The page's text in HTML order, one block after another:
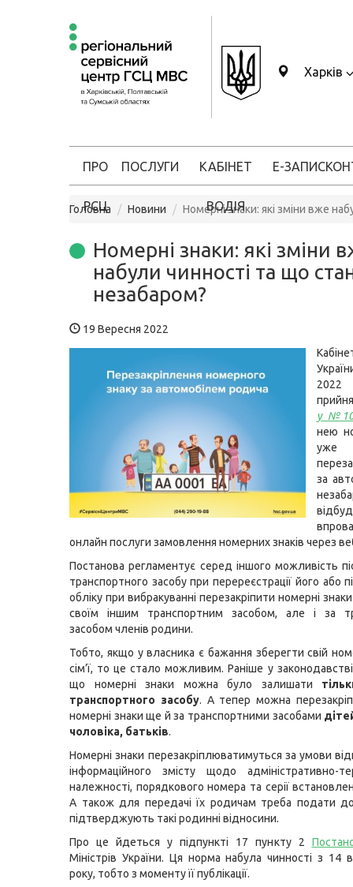
Харків
ПРО
РСЦ
ПОСЛУГИ КАБІНЕТ
ВОДІЯ
Е-ЗАПИС
Головна Новини Номерні знаки: які зміни вже
Номерні знаки: які зміни
набули чинності та що
незабаром?
19 Вересня 2022
у
нею
за
онлайн послуги замовлення номерних знаків через
Постанова регламентує серед іншого можливість
транспортного засобу при перереєстрації його або
обліку при вибракуванні перезакріпити номерні
своїм іншим транспортним засобом, але і за
засобом членів родини.
Тобто, якщо у власника є бажання зберегти свій
сім’ї, то це стало можливим. Раніше у
що номерні знаки можна було залишати
транспортного засобу. А тепер можна
номерні знаки ще й за транспортними засобами
чоловіка, батьків.
Номерні знаки перезакріплюватимуться за умови
інформаційного змісту щодо адміністративно-
належності, порядкового номера та серії
А також для передачі їх родичам треба подати
підтверджують такі родинні відносини.
Про це йдеться у підпункті 17 пункту 2
Міністрів України. Ця норма набула чинності з 14
року, тобто з моменту її публікації.